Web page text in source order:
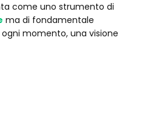
come uno strumento di
ma di fondamentale
momento, una visione